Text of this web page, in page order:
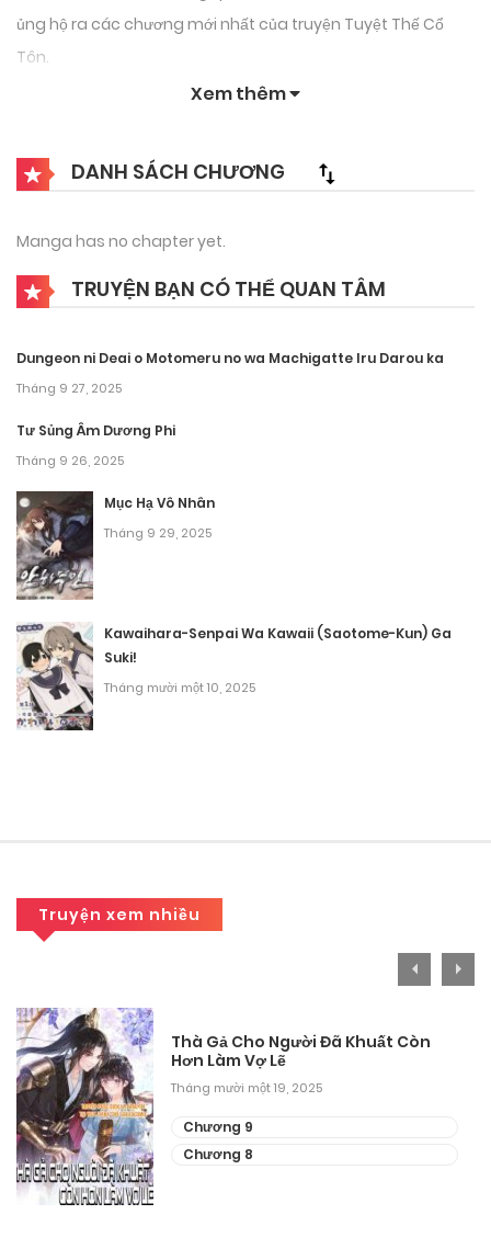
ủng hộ ra các chương mới nhất của truyện Tuyệt Thế Cổ
Tôn.
Xem thêm
DANH SÁCH CHƯƠNG
Manga has no chapter yet.
TRUYỆN BẠN CÓ THỂ QUAN TÂM
Dungeon ni Deai o Motomeru no wa Machigatte Iru Darou ka
Tháng 9 27, 2025
Tư Sủng Âm Dương Phi
Tháng 9 26, 2025
Mục Hạ Vô Nhân
Tháng 9 29, 2025
Kawaihara-Senpai Wa Kawaii (Saotome-Kun) Ga
Suki!
Tháng mười một 10, 2025
Truyện xem nhiều
Thà Gả Cho Người Đã Khuất Còn
Hơn Làm Vợ Lẽ
Tháng mười một 19, 2025
Chương 9
Chương 8